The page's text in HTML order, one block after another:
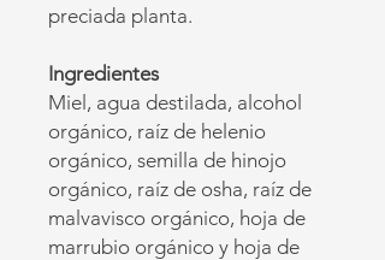
preciada planta.
Ingredientes
Miel, agua destilada, alcohol
orgánico, raíz de helenio
orgánico, semilla de hinojo
orgánico, raíz de osha, raíz de
malvavisco orgánico, hoja de
marrubio orgánico y hoja de